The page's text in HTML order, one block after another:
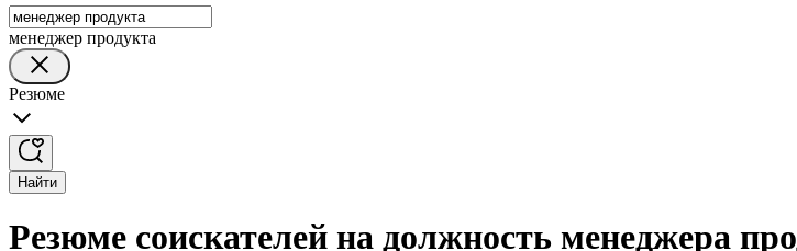
менеджер продукта
Резюме
Найти
Резюме соискателей на должность менеджера